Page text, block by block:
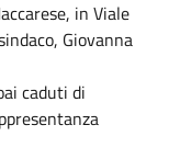
in Viale
Giovanna
caduti di